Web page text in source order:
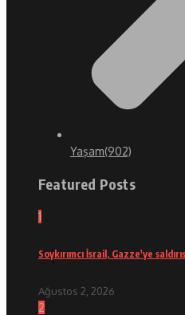
Yaşam(902)
Featured Posts
1
Soykırımcı İsrail, Gazze'ye
Ağustos 2, 2026
2